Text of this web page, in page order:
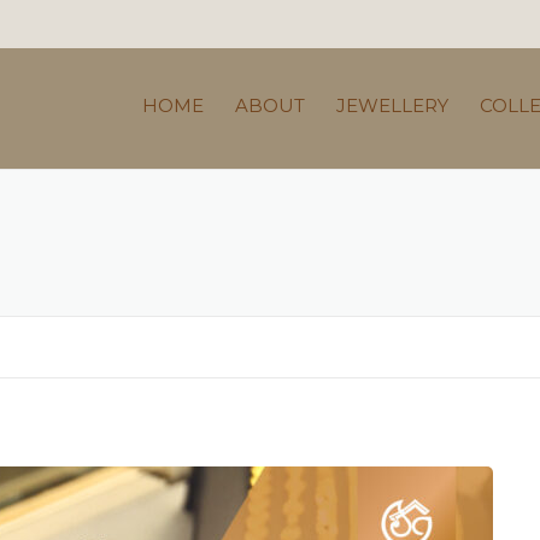
HOME ABOUT JEWELLERY